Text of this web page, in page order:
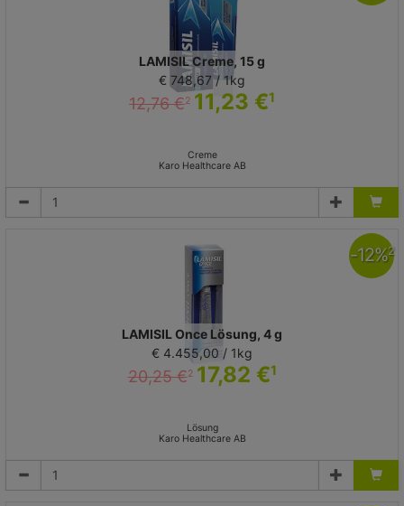
LAMISIL Creme, 15 g
€ 748,67 / 1kg
12,76 €2 11,23 €1
Creme
Karo Healthcare AB
LAMISIL Once Lösung, 4 g
€ 4.455,00 / 1kg
20,25 €2 17,82 €1
Lösung
Karo Healthcare AB
-12%2